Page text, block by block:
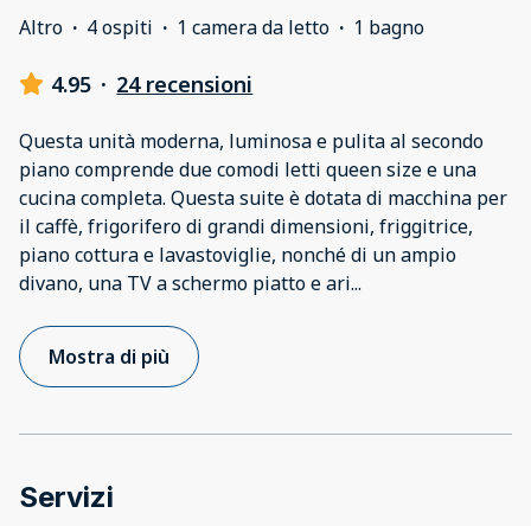
Altro · 4 ospiti · 1 camera da letto · 1 bagno
4.95 · 24 recensioni
Questa unità moderna, luminosa e pulita al secondo
piano comprende due comodi letti queen size e una
cucina completa. Questa suite è dotata di macchina per
il caffè, frigorifero di grandi dimensioni, friggitrice,
piano cottura e lavastoviglie, nonché di un ampio
divano, una TV a schermo piatto e ari...
Mostra di più
Servizi